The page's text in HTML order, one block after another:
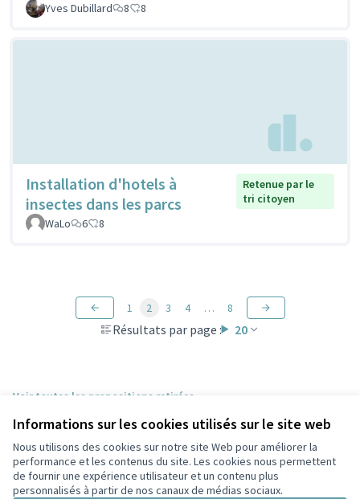
Informations sur les cookies utilisés sur le site web
Nous utilisons des cookies sur notre site Web pour améliorer la
performance et les contenus du site. Les cookies nous permettent
de fournir une expérience utilisateur et un contenu plus
personnalisés à partir de nos canaux de médias sociaux.
Yves Dubillard
8 8
Installation d'hotels à
insectes dans les parcs
Retenue par le
tri citoyen
WaLo
6 8
Résultats par page : 20
1 2 3 4 … 8
Voir toutes les propositions retirées
Conditions d'utilisation
Paramètres des cookies
Participez Villeurbanne sur X
Participez Villeurbanne sur Facebook
Participez Villeurbanne sur Instagram
Participez Villeurbanne sur YouTube